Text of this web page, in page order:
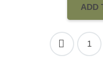
ADD
Posts
navigation
1